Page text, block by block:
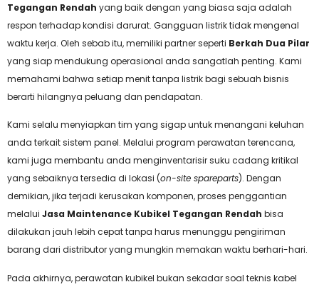
Tegangan Rendah yang baik dengan yang biasa saja adalah
respon terhadap kondisi darurat. Gangguan listrik tidak mengenal
waktu kerja. Oleh sebab itu, memiliki partner seperti Berkah Dua Pilar
yang siap mendukung operasional anda sangatlah penting. Kami
memahami bahwa setiap menit tanpa listrik bagi sebuah bisnis
berarti hilangnya peluang dan pendapatan.
Kami selalu menyiapkan tim yang sigap untuk menangani keluhan
anda terkait sistem panel. Melalui program perawatan terencana,
kami juga membantu anda menginventarisir suku cadang kritikal
yang sebaiknya tersedia di lokasi (on-site spareparts). Dengan
demikian, jika terjadi kerusakan komponen, proses penggantian
melalui Jasa Maintenance Kubikel Tegangan Rendah bisa
dilakukan jauh lebih cepat tanpa harus menunggu pengiriman
barang dari distributor yang mungkin memakan waktu berhari-hari.
Pada akhirnya, perawatan kubikel bukan sekadar soal teknis kabel